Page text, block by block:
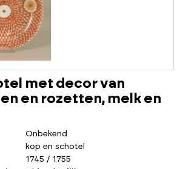
met decor van
en rozetten, melk en
Onbekend
kop en schotel
1745 / 1755